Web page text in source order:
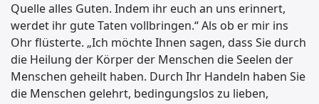
Quelle alles Guten. Indem ihr euch an uns erinnert,
werdet ihr gute Taten vollbringen.“ Als ob er mir ins
Ohr flüsterte. „Ich möchte Ihnen sagen, dass Sie durch
die Heilung der Körper der Menschen die Seelen der
Menschen geheilt haben. Durch Ihr Handeln haben Sie
die Menschen gelehrt, bedingungslos zu lieben,